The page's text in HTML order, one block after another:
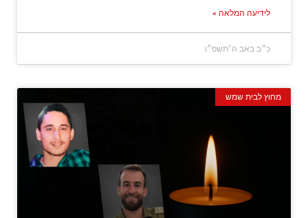
לידיעה המלאה »
כ״ב באב ה׳תשפ״ו
מחוץ לבית שמש